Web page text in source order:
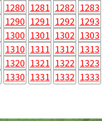
1280 1281 1282 1283
1290 1291 1292 1293
1300 1301 1302 1303
1310 1311 1312 1313
1320 1321 1322 1323
1330 1331 1332 1333